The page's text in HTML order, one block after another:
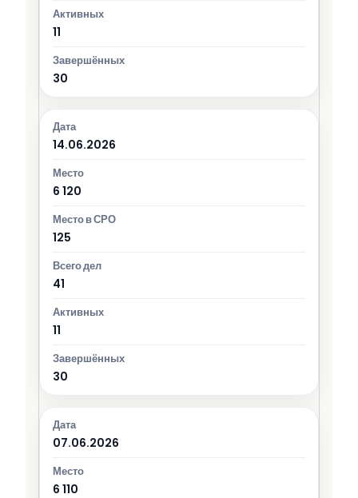
11
30
14.06.2026
6 120
125
41
11
30
07.06.2026
6 110